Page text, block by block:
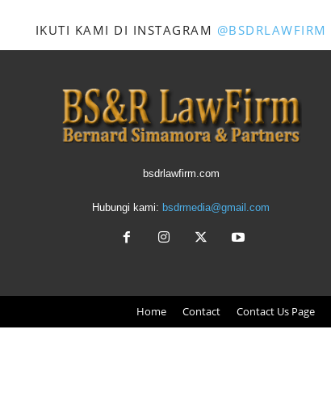
IKUTI KAMI DI INSTAGRAM @BSDRLAWFIRM
bsdrlawfirm.com
Hubungi kami: bsdrmedia@gmail.com
Home Contact Contact Us Page